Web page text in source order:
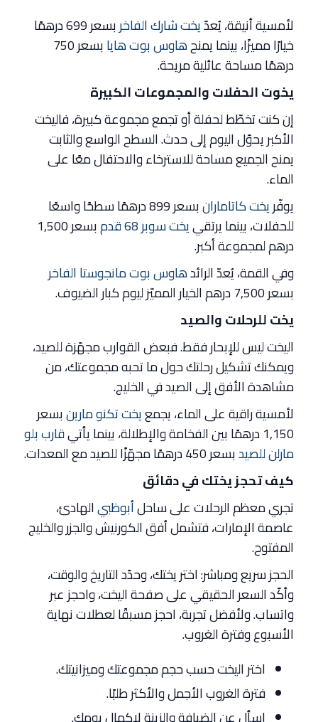
لأمسية أنيقة، يُعدّيخت شارك الفاخر
بسعر 699 درهمًا
خيارًا مميزًا، بينما يمنحهاوس بوت هايا
بسعر 750
درهمًا مساحة عائلية مريحة.
يخوت الحفلات والمجموعات الكبيرة
إن كنت تخطّط لحفلة أو تجمع مجموعة كبيرة، فاليخت
الأكبر يحوّل اليوم إلى حدث. السطح الواسع والثابت
يمنح الجميع مساحة للاسترخاء والاحتفال معًا على
الماء.
يوفّريخت كاتاماران
بسعر 899 درهمًا سطحًا واسعًا
للحفلات، بينما يرتقييخت سوبر 68 قدم
بسعر 1,500
درهم لمجموعة أكبر.
وفي القمة، يُعدّ الرائدهاوس بوت مانجوستا الفاخر
بسعر 7,500 درهم الخيار المميّز ليوم كبار الضيوف.
يخت للرحلات والصيد
اليخت ليس للإبحار فقط. فبعض القوارب مجهّزة للصيد،
ويمكنك تشكيل رحلتك حول ما تحبه مجموعتك، من
مشاهدة الأفق إلى الصيد في الخليج.
لأمسية راقية على الماء، يجمعيخت تكنو مارينبسعر
1,150 درهمًا بين الفخامة والإطلالة، بينما يأتي
قارب بلو
مارلن للصيدبسعر 450 درهمًا مجهّزًا للصيد مع المعدات.
كيف تحجز يختك في دقائق
تجري معظم الرحلات على ساحلأبوظبيالهادئ،
عاصمة الإمارات، فتشمل أفق الكورنيش والجزر والخليج
المفتوح.
الحجز سريع ومباشر: اختر يختك، وحدّد التاريخ والوقت،
وأكّد السعر الحقيقي على صفحة اليخت، واحجز عبر
واتساب. ولأفضل تجربة، احجز مسبقًا لعطلات نهاية
الأسبوع وفترة الغروب.
اختر اليخت حسب حجم مجموعتك وميزانيتك.
فترة الغروب الأجمل والأكثر طلبًا.